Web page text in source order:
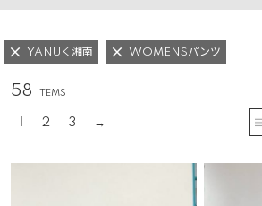
YANUK 湘南 WOMENSパンツ
58
2 3